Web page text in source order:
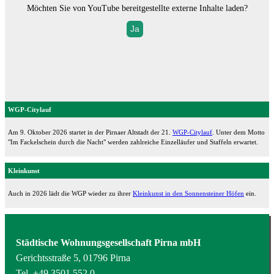
Möchten Sie von YouTubebereitgestellte externe Inhalte laden?
Ja
WGP-Citylauf
Am 9. Oktober 2026 startet in der Pirnaer Altstadt der 21. WGP-Citylauf . Unter dem Motto
"Im Fackelschein durch die Nacht" werden zahlreiche Einzelläufer und Staffeln erwartet.
Kleinkunst
Auch in 2026 lädt die WGP wieder zu ihrer Kleinkunst in den Sonnensteiner Höfen ein.
Städtische Wohnungsgesellschaft Pirna mbH
Gerichtsstraße 5, 01796 Pirna